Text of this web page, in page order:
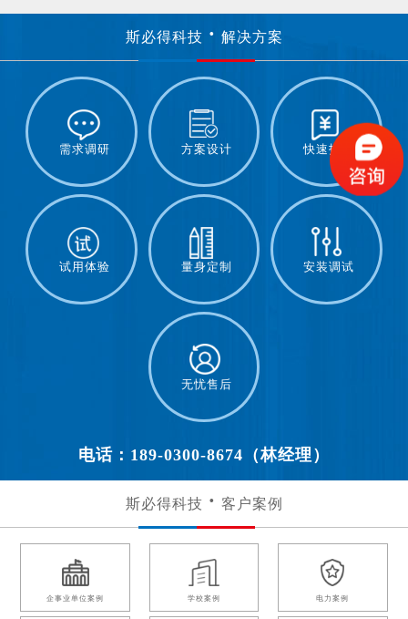
斯必得科技 解决方案
需求调研 方案设计 快速报价
试用体验 量身定制 安装调试
无忧售后
电话：189-0300-8674（林经理）
斯必得科技 客户案例
企事业单位案例 学校案例 电力案例